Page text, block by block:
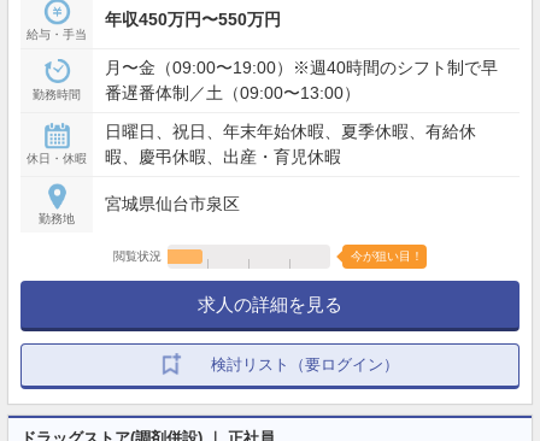
給与・手当
年収450万円〜550万円
勤務時間
月〜金（09:00〜19:00）※週40時間のシフト制で早
番遅番体制／土（09:00〜13:00）
休日・休暇
日曜日、祝日、年末年始休暇、夏季休暇、有給休
暇、慶弔休暇、出産・育児休暇
勤務地
宮城県仙台市泉区
閲覧状況 今が狙い目！
求人の詳細を見る
検討リスト（要ログイン）